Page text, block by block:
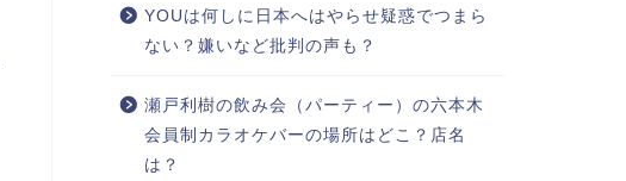
YOUは何しに日本へはやらせ疑惑でつまら
ない？嫌いなど批判の声も？
瀬戸利樹の飲み会（パーティー）の六本木
会員制カラオケバーの場所はどこ？店名
は？